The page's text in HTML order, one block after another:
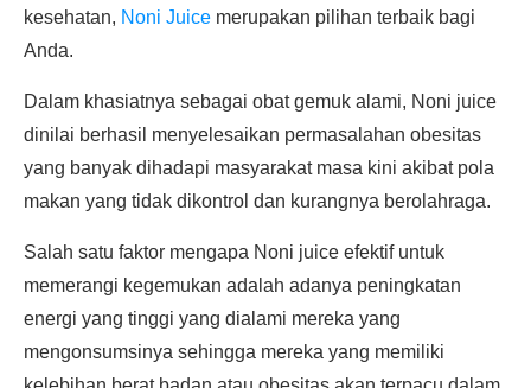
kesehatan, Noni Juice merupakan pilihan terbaik bagi
Anda.
Dalam khasiatnya sebagai obat gemuk alami, Noni juice
dinilai berhasil menyelesaikan permasalahan obesitas
yang banyak dihadapi masyarakat masa kini akibat pola
makan yang tidak dikontrol dan kurangnya berolahraga.
Salah satu faktor mengapa Noni juice efektif untuk
memerangi kegemukan adalah adanya peningkatan
energi yang tinggi yang dialami mereka yang
mengonsumsinya sehingga mereka yang memiliki